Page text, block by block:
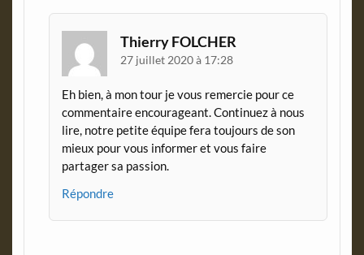
Thierry FOLCHER
27 juillet 2020 à 17:28
Eh bien, à mon tour je vous remercie pour ce
commentaire encourageant. Continuez à nous
lire, notre petite équipe fera toujours de son
mieux pour vous informer et vous faire
partager sa passion.
Répondre